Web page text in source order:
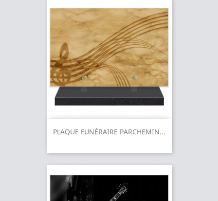
PLAQUE FUNÉRAIRE PARCHEMIN...